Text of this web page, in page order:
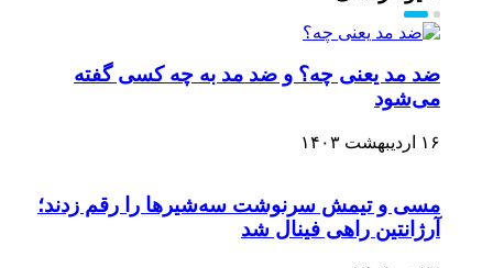
ضد مد یعنی چه؟ و ضد مد به چه کسی گفته
می‌شود
۱۶ اردیبهشت ۱۴۰۳
مسی و تیمش سرنوشت سه‌شیرها را رقم زدند؛
آرژانتین راهی فینال شد